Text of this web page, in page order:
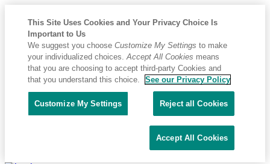
This Site Uses Cookies and Your Privacy Choice Is
Important to Us
We suggest you choose Customize My Settings to make
your individualized choices.Accept All Cookies means
that you are choosing to accept third-party Cookies and
that you understand this choice.
See our Privacy Policy
Customize My Settings Reject all Cookies
Accept All Cookies